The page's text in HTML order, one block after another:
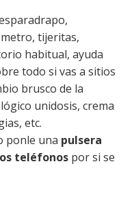
tijeritas,
habitual, ayuda
todo si vas a sitios
brusco de la
unidosis, crema
etc.
ponle una pulsera
teléfonos por si se